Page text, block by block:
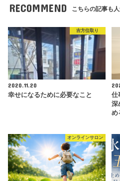
RECOMMEND こちらの記事も人
吉方位取り
2020.11.20
幸せになるために必要なこと
仕
深
オンラインサロン